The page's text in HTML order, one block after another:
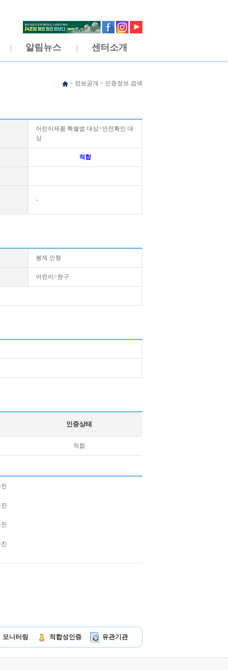
알림뉴스 센터소개
> 정보공개 > 인증정보 검색
어린이제품 특별법 대상>안전확인 대
상
적합
-
봉제 인형
어린이>완구
인증상태
적합
모니터링 적합성인증 유관기관